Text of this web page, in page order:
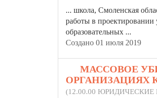
... школа, Смоленская
работы в проектировании
образовательных ...
Создано 01 июля 2019
МАССОВОЕ
ОРГАНИЗАЦИЯХ
(12.00.00